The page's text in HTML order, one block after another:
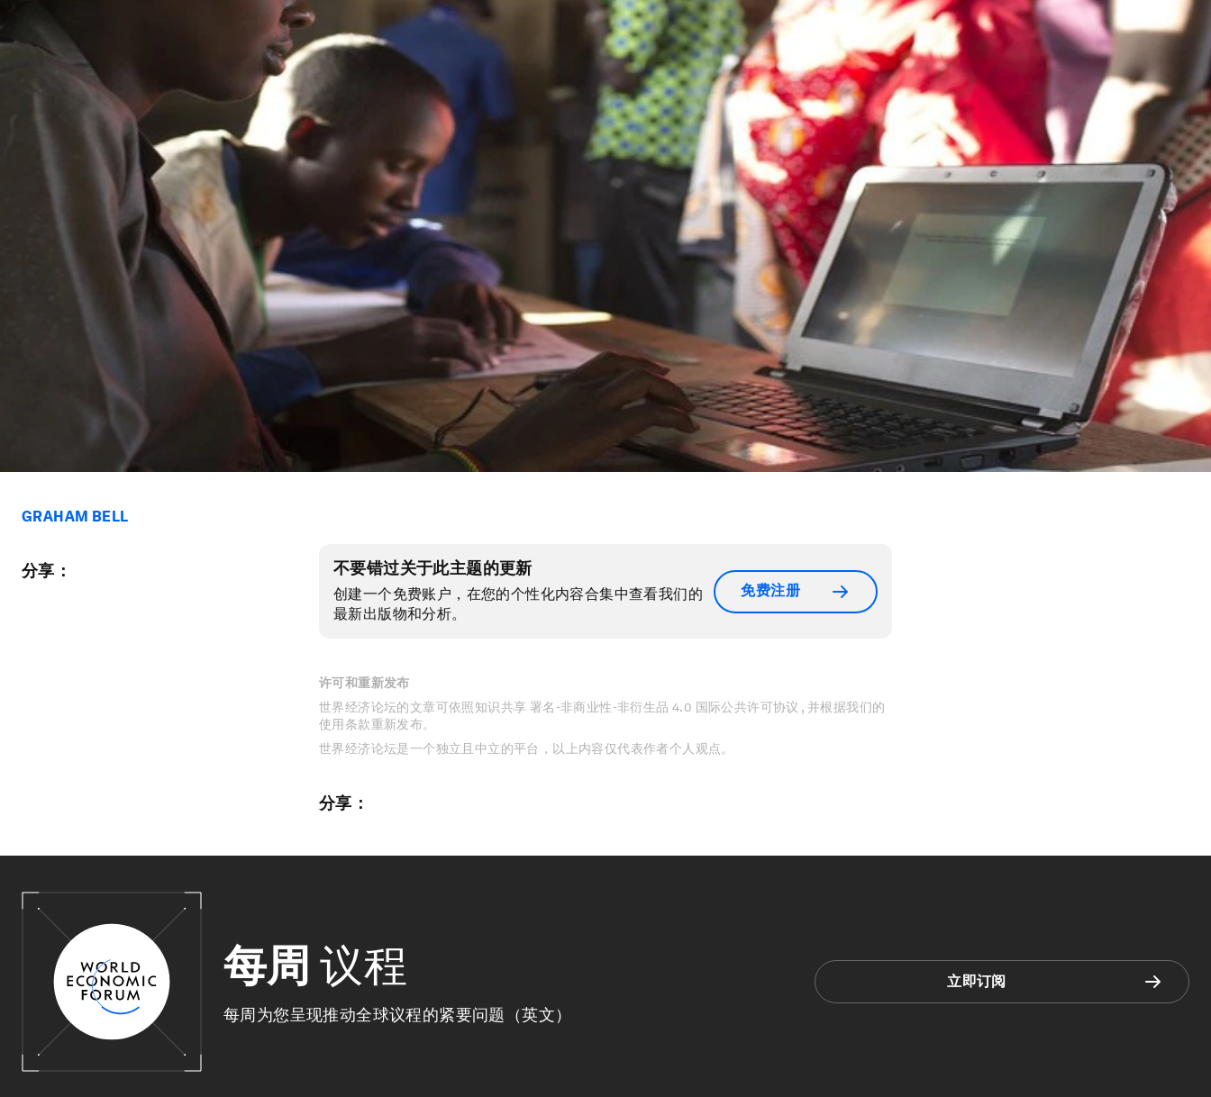
GRAHAM BELL
分享： 不要错过关于此主题的更新
创建一个免费账户，在您的个性化内容合集中查看我们的
最新出版物和分析。
免费注册
许可和重新发布
世界经济论坛的文章可依照知识共享 署名-非商业性-非衍生品 4.0 国际公共许可协议 , 并根据我们的
使用条款重新发布。
世界经济论坛是一个独立且中立的平台，以上内容仅代表作者个人观点。
分享：
每周 议程
每周为您呈现推动全球议程的紧要问题（英文）
立即订阅